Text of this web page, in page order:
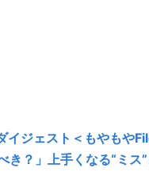
イジェスト＜もやもや
き？」上手くなる“ミス